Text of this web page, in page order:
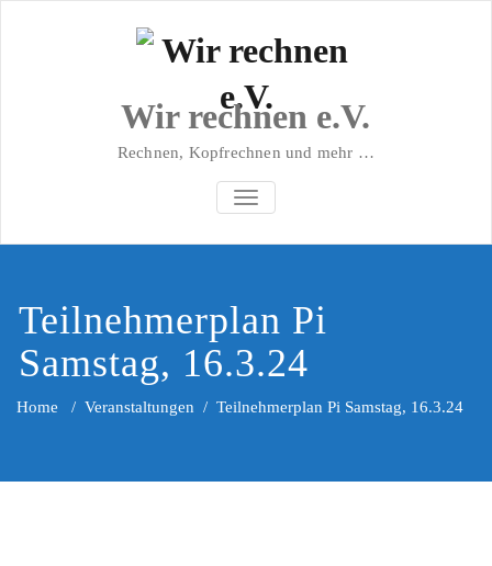
Wir rechnen e.V.
Rechnen, Kopfrechnen und mehr …
NAVIGATION UMSCHALTEN
Teilnehmerplan Pi
Samstag, 16.3.24
Home / Veranstaltungen / Teilnehmerplan Pi Samstag, 16.3.24